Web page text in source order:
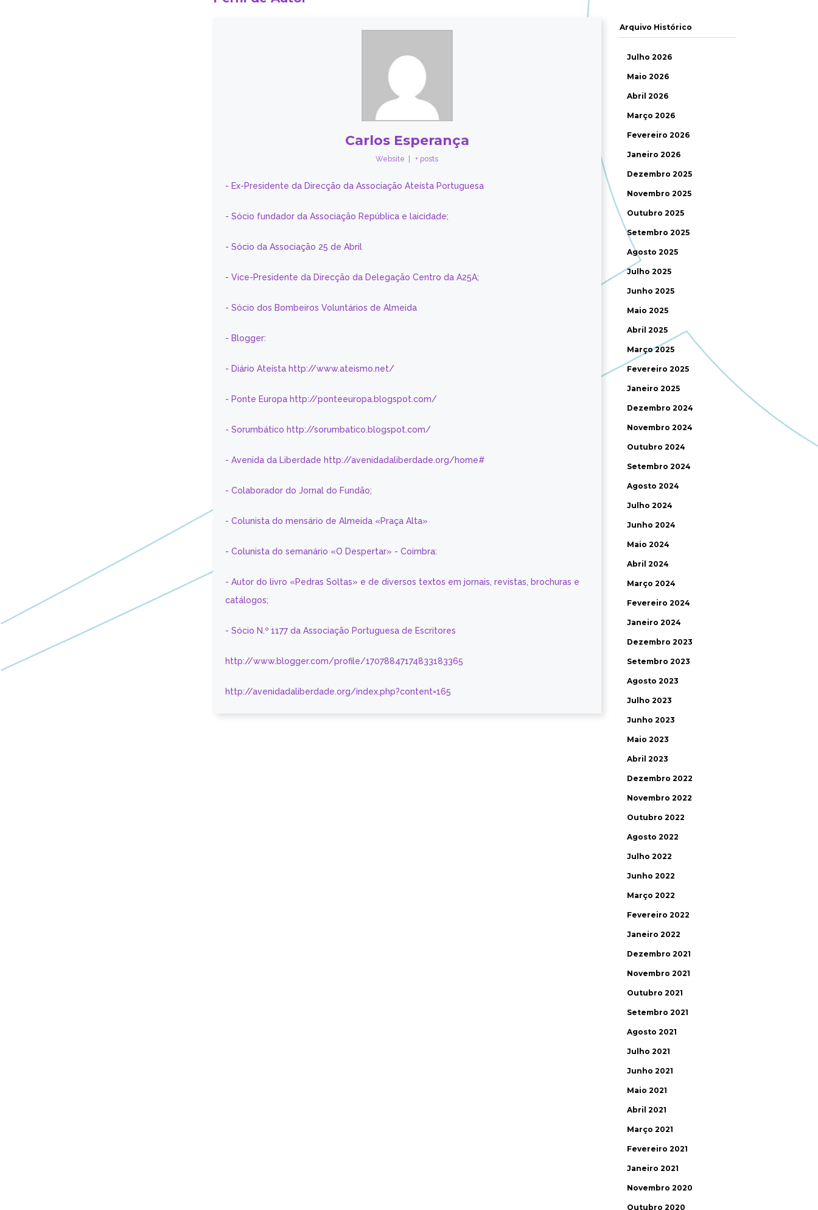
Carlos Esperança
Website + posts
- Ex-Presidente da Direcção da Associação Ateísta Portuguesa
- Sócio fundador da Associação República e laicidade;
- Sócio da Associação 25 de Abril
- Vice-Presidente da Direcção da Delegação Centro da A25A;
- Sócio dos Bombeiros Voluntários de Almeida
- Blogger:
- Diário Ateísta http://www.ateismo.net/
- Ponte Europa http://ponteeuropa.blogspot.com/
- Sorumbático http://sorumbatico.blogspot.com/
- Avenida da Liberdade http://avenidadaliberdade.org/home#
- Colaborador do Jornal do Fundão;
- Colunista do mensário de Almeida «Praça Alta»
- Colunista do semanário «O Despertar» - Coimbra:
- Autor do livro «Pedras Soltas» e de diversos textos em jornais, revistas, brochuras e
catálogos;
- Sócio N.º 1177 da Associação Portuguesa de Escritores
http://www.blogger.com/profile/17078847174833183365
http://avenidadaliberdade.org/index.php?content=165
Arquivo Histórico
Julho 2026
Maio 2026
Abril 2026
Março 2026
Fevereiro 2026
Janeiro 2026
Dezembro 2025
Novembro 2025
Outubro 2025
Setembro 2025
Agosto 2025
Julho 2025
Junho 2025
Maio 2025
Abril 2025
Março 2025
Fevereiro 2025
Janeiro 2025
Dezembro 2024
Novembro 2024
Outubro 2024
Setembro 2024
Agosto 2024
Julho 2024
Junho 2024
Maio 2024
Abril 2024
Março 2024
Fevereiro 2024
Janeiro 2024
Dezembro 2023
Setembro 2023
Agosto 2023
Julho 2023
Junho 2023
Maio 2023
Abril 2023
Dezembro 2022
Novembro 2022
Outubro 2022
Agosto 2022
Julho 2022
Junho 2022
Março 2022
Fevereiro 2022
Janeiro 2022
Dezembro 2021
Novembro 2021
Outubro 2021
Setembro 2021
Agosto 2021
Julho 2021
Junho 2021
Maio 2021
Abril 2021
Março 2021
Fevereiro 2021
Janeiro 2021
Novembro 2020
Outubro 2020